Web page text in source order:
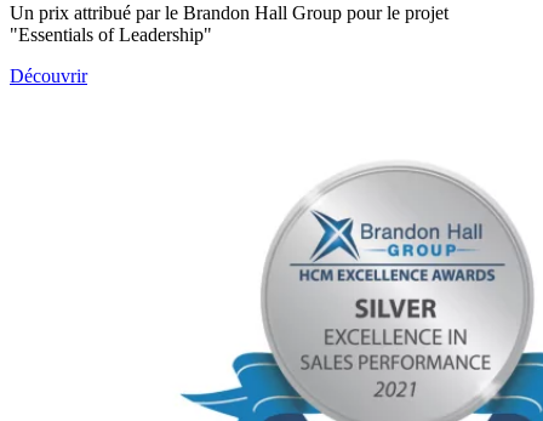
Un prix attribué par le Brandon Hall Group pour le projet
"Essentials of Leadership"
Découvrir